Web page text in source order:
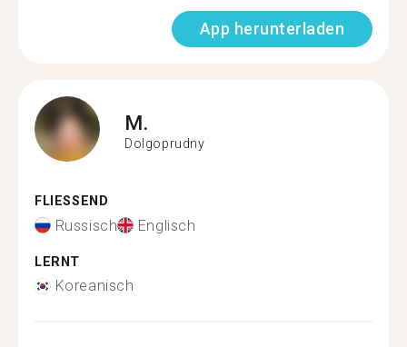
App herunterladen
M.
Dolgoprudny
FLIESSEND
Russisch Englisch
LERNT
Koreanisch